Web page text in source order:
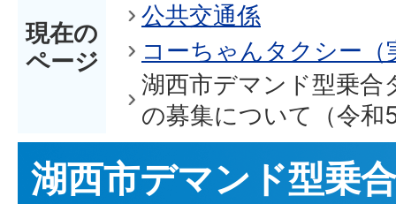
現在の
ページ
公共交通係
コーちゃんタクシー（
湖西市デマンド型乗合
の募集について（令和
湖西市デマンド型乗